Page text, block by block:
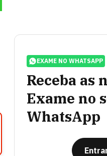
EXAME NO WHATSAPP
Receba as
Exame no
WhatsApp